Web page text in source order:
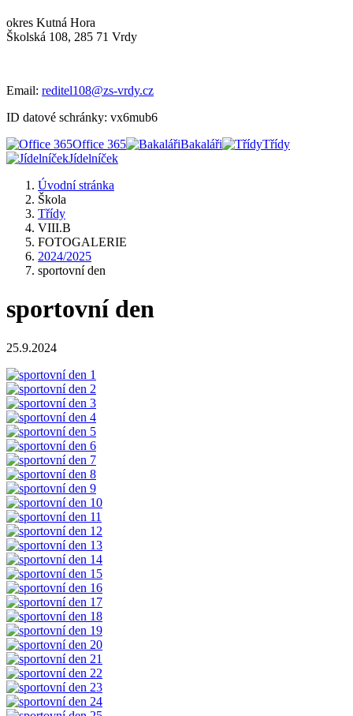
okres Kutná Hora
Školská 108, 285 71 Vrdy
Email: reditel108@zs-vrdy.cz
ID datové schránky: vx6mub6
Office 365
Bakaláři
Třídy
Jídelníček
Úvodní stránka
Škola
Třídy
VIII.B
FOTOGALERIE
2024/2025
sportovní den
sportovní den
25.9.2024